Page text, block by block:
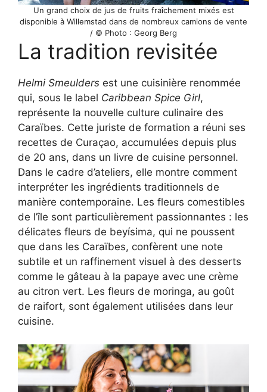
Un grand choix de jus de fruits fraîchement mixés est
disponible à Willemstad dans de nombreux camions de vente
/ © Photo : Georg Berg
La tradition revisitée
Helmi Smeulders est une cuisinière renommée
qui, sous le label Caribbean Spice Girl,
représente la nouvelle culture culinaire des
Caraïbes. Cette juriste de formation a réuni ses
recettes de Curaçao, accumulées depuis plus
de 20 ans, dans un livre de cuisine personnel.
Dans le cadre d’ateliers, elle montre comment
interpréter les ingrédients traditionnels de
manière contemporaine. Les fleurs comestibles
de l’île sont particulièrement passionnantes : les
délicates fleurs de beyísima, qui ne poussent
que dans les Caraïbes, confèrent une note
subtile et un raffinement visuel à des desserts
comme le gâteau à la papaye avec une crème
au citron vert. Les fleurs de moringa, au goût
de raifort, sont également utilisées dans leur
cuisine.